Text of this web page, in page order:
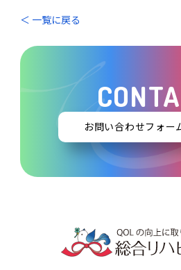
＜ 一覧に戻る
お問い合わせフォー